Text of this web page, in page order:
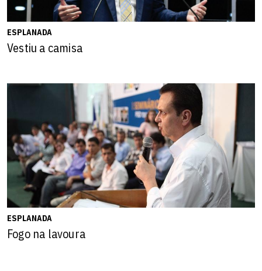
ESPLANADA
Vestiu a camisa
ESPLANADA
Fogo na lavoura